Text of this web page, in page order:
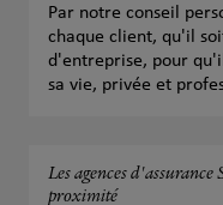
Par notre conseil
chaque client, qu'il
d'entreprise, pour
sa vie, privée et
Les agences d'assurance
proximité